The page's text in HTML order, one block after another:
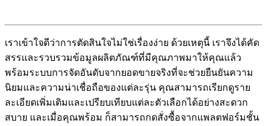
เราเข้าใจดีว่าการตัดสินใจไม่ใช่เรื่องง่าย ด้วยเหตุนี้ เราจึงได้คัด
สรรและรวบรวมข้อมูลผลิตภัณฑ์ที่มีคุณภาพมาให้คุณแล้ว
พร้อมระบบการจัดอันดับจากยอดขายจริงที่จะช่วยยืนยันความ
นิยมและความน่าเชื่อถือของแต่ละรุ่น คุณสามารถเรียกดูราย
ละเอียดเพิ่มเติมและเปรียบเทียบแต่ละตัวเลือกได้อย่างสะดวก
สบาย และเมื่อคุณพร้อม ก็สามารถกดสั่งซื้อจากแพลตฟอร์มชั้น